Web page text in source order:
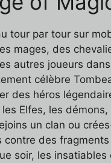
tour par tour sur
mages, des
autres joueurs
célèbre
des héros
Elfes, les
un clan ou
des
soir, les